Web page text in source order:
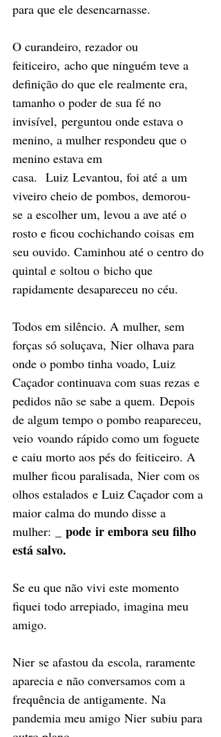
para que ele desencarnasse.
O curandeiro, rezador ou
feiticeiro, acho que ninguém teve a
definição do que ele realmente era,
tamanho o poder de sua fé no
invisível, perguntou onde estava o
menino, a mulher respondeu que o
menino estava em
casa.  Luiz Levantou, foi até a um
viveiro cheio de pombos, demorou-
se a escolher um, levou a ave até o
rosto e ficou cochichando coisas em
seu ouvido. Caminhou até o centro do
quintal e soltou o bicho que
rapidamente desapareceu no céu.
Todos em silêncio. A mulher, sem
forças só soluçava, Nier olhava para
onde o pombo tinha voado, Luiz
Caçador continuava com suas rezas e
pedidos não se sabe a quem. Depois
de algum tempo o pombo reapareceu,
veio voando rápido como um foguete
e caiu morto aos pés do feiticeiro. A
mulher ficou paralisada, Nier com os
olhos estalados e Luiz Caçador com a
maior calma do mundo disse a
mulher:
_ pode ir embora seu filho
está salvo.
Se eu que não vivi este momento
fiquei todo arrepiado, imagina meu
amigo.
Nier se afastou da escola, raramente
aparecia e não conversamos com a
frequência de antigamente. Na
pandemia meu amigo Nier subiu para